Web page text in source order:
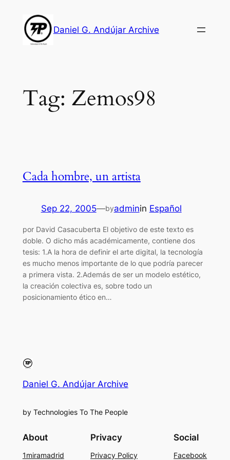
content
Daniel G. Andújar Archive
Tag: Zemos98
Cada hombre, un artista
Sep 22, 2005—byadminin Español
por David Casacuberta El objetivo de este texto es
doble. O dicho más académicamente, contiene dos
tesis: 1.A la hora de definir el arte digital, la tecnología
es mucho menos importante de lo que podría parecer
a primera vista. 2.Además de ser un modelo estético,
la creación colectiva es, sobre todo un
posicionamiento ético en…
Daniel G. Andújar Archive
by Technologies To The People
About
1miramadrid
Privacy
Privacy Policy
Social
Facebook